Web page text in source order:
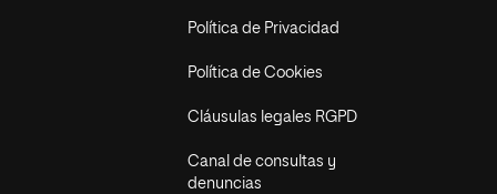
Política de Privacidad
Política de Cookies
Cláusulas legales RGPD
Canal de consultas y
denuncias